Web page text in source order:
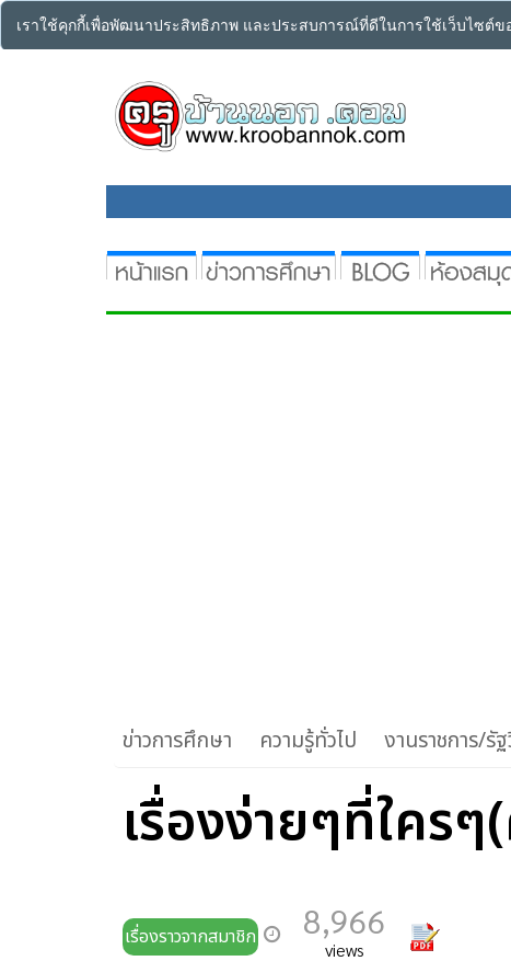
เราใช้คุกกี้เพื่อพัฒนาประสิทธิภาพ และประสบการณ์ที่ดีในการใช้เว็บไซต์
ข่าวการศึกษา ความรู้ทั่วไป งานราชการ/รั
เรื่องง่ายๆที่ใคร
เรื่องราวจากสมาชิก 8,966
views